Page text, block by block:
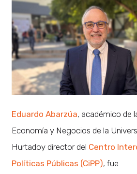
Eduardo Abarzúa, académico de
Economía y Negocios de la
Hurtadoy director del Centro
Políticas Públicas (CiPP), fue